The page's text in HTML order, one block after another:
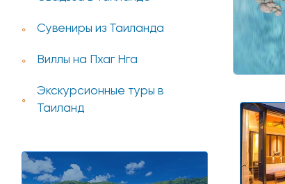
Сувениры из Таиланда
Виллы на Пхаг Нга
Экскурсионные туры в
Таиланд